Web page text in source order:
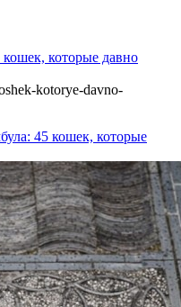
которые давно
kotorye-davno-
45 кошек, которые